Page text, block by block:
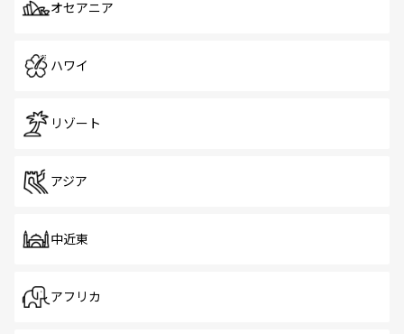
オセアニア
ハワイ
リゾート
アジア
中近東
アフリカ